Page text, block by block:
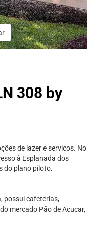
308 by
de lazer e serviços. No
à Esplanada dos
do plano piloto.
possui cafeterias,
mercado Pão de Açucar,